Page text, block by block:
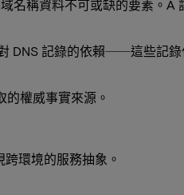
名稱資料不可或缺的要素。A
DNS 記錄的依賴──這些記
權威事實來源。
環境的服務抽象。